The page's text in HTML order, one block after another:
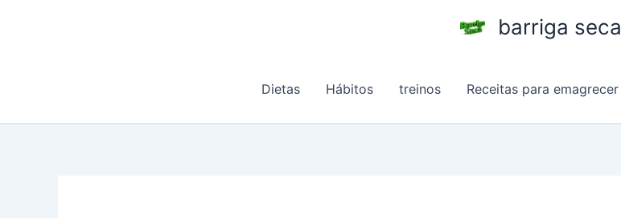
barriga seca
Dietas Hábitos treinos Receitas para emagrecer